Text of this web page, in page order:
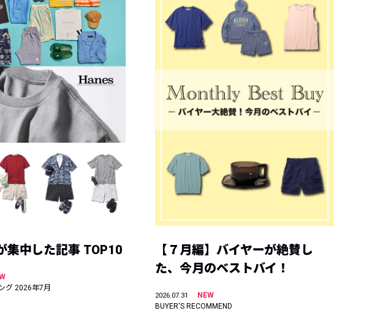
集中した記事 TOP10
グ 2026年7月
【７月編】バイヤーが絶賛し
た、今月のベストバイ！
2026.07.31
NEW
BUYER'S RECOMMEND